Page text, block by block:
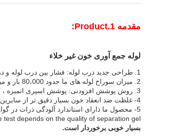
مقدمه 1.Product:
لوله جمع آوری خون غیر خلاء
1. طراحی جدید درب لوله: فشار بین درب لوله و درپوش لاستیکی را کاهش دهید.
2. میزان سوراخ لوله های ما
حدود 80،000 بار و میزان سوراخ لوله لوله مارک دیگر بیش از 30،000 برابر نیست
3. روش پوشش افزودنی: پوشش اسپری اتمیزه ، که می تواند سطح تماس بین خون و ضد انعقاد خون را افزایش دهد.
4- غلظت ضد انعقاد خون بسیار دقیق تر از سایرین است.
5- محصول ما دارای استاندارد آلودگی ذرات در گواهی ثبت است.
test depends on the quality of separation gel.
بسیار خوبی برخوردار است.